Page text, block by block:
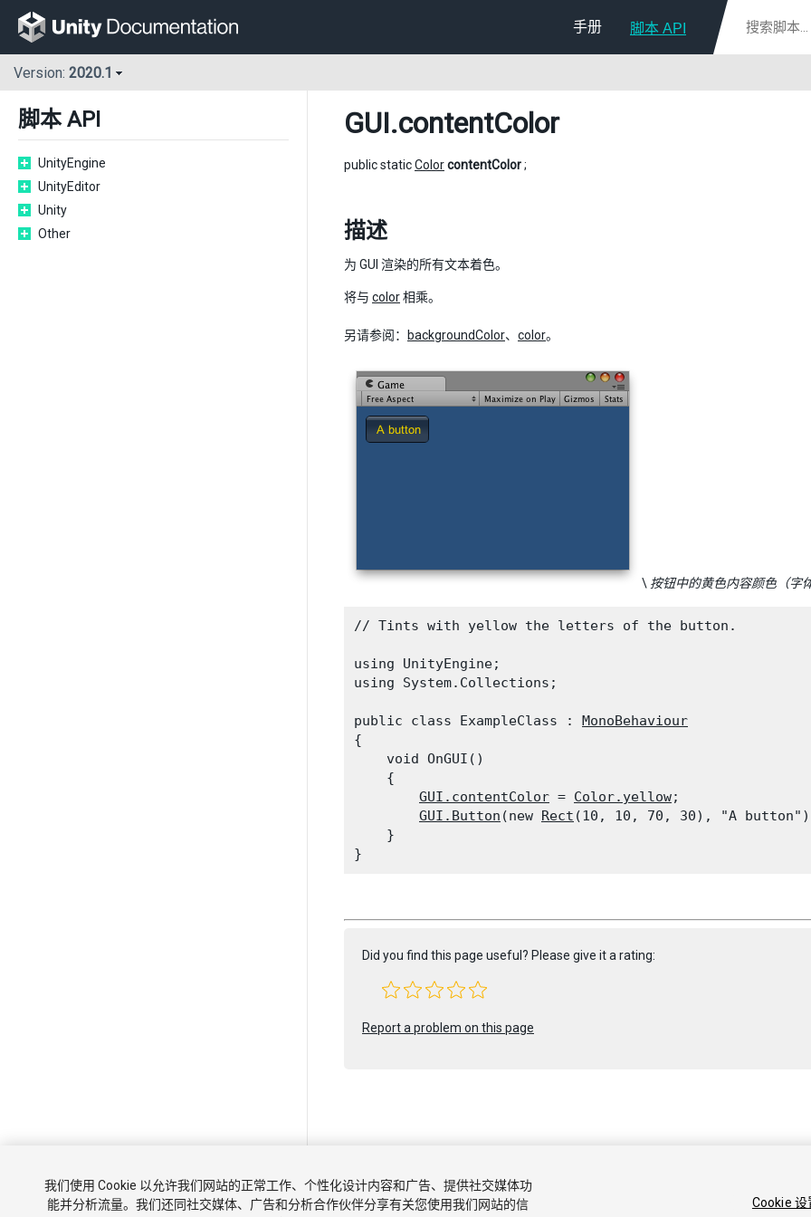
手册 脚本 API
Version: 2020.1
脚本 API
UnityEngine
UnityEditor
Unity
Other
GUI.contentColor
public staticColorcontentColor;
描述
为 GUI 渲染的所有文本着色。
将与 color相乘。
另请参阅： backgroundColor、 color。
\ 按钮中的黄色内容颜色（字
// Tints with yellow the letters of the button.
using UnityEngine;
using System.Collections;
public class ExampleClass : MonoBehaviour
{
    void OnGUI()
    {
GUI.contentColor = Color.yellow;
GUI.Button (new Rect (10, 10, 70, 30), "A
    }
Did you find this page useful? Please give it a rating:
Report a problem on this page
教程 社区答案 知识库 论坛 法律条款 隐私
我们使用 Cookie 以允许我们网站的正常工作、个性化设计内容和广告、提供社交媒体功
能并分析流量。我们还同社交媒体、广告和分析合作伙伴分享有关您使用我们网站的信
Cookie 设